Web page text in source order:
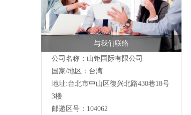
与我们联络
公司名称：山钜国际有限公司
国家/地区：台湾
地址:台北市中山区復兴北路430巷18号
3楼
邮递区号：104062